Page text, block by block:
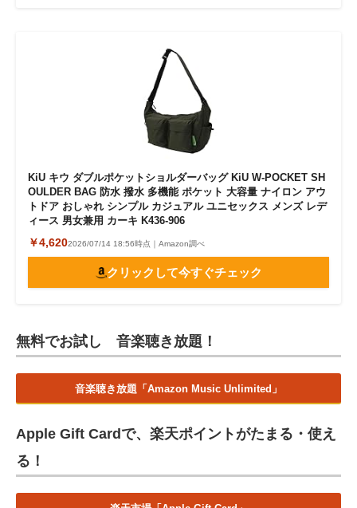
KiU キウ ダブルポケットショルダーバッグ KiU W-POCKET SH
OULDER BAG 防水 撥水 多機能 ポケット 大容量 ナイロン アウ
トドア おしゃれ シンプル カジュアル ユニセックス メンズ レデ
ィース 男女兼用 カーキ K436-906
￥4,6202026/07/14 18:56時点｜Amazon調べ
クリックして今すぐチェック
無料でお試し 音楽聴き放題！
音楽聴き放題「Amazon Music Unlimited」
Apple Gift Cardで、楽天ポイントがたまる・使え
る！